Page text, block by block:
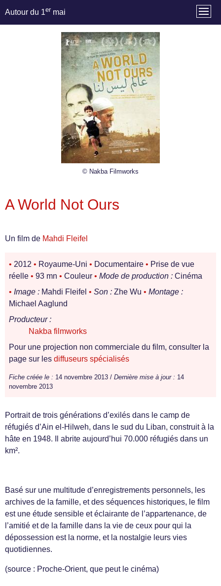
Autour du 1er mai
© Nakba Filmworks
A World Not Ours
Un film de Mahdi Fleifel
• 2012 • Royaume-Uni • Documentaire • Prise de vue
réelle • 93 mn • Couleur • Mode de production : Cinéma
• Image : Mahdi Fleifel • Son : Zhe Wu • Montage :
Michael Aaglund
Producteur :
Nakba filmworks
Pour une projection non commerciale du film, consulter la
page sur les diffuseurs spécialisés
Fiche créée le : 14 novembre 2013 / Dernière mise à jour : 14
novembre 2013
Portrait de trois générations d’exilés dans le camp de
réfugiés d’Ain el-Hilweh, dans le sud du Liban, construit à la
hâte en 1948. Il abrite aujourd’hui 70.000 réfugiés dans un
km².
Basé sur une multitude d’enregistrements personnels, les
archives de la famille, et des séquences historiques, le film
est une étude sensible et éclairante de l’appartenance, de
l’amitié et de la famille dans la vie de ceux pour qui la
dépossession est la norme, et la nostalgie leurs vies
quotidiennes.
(source : Proche-Orient, que peut le cinéma)